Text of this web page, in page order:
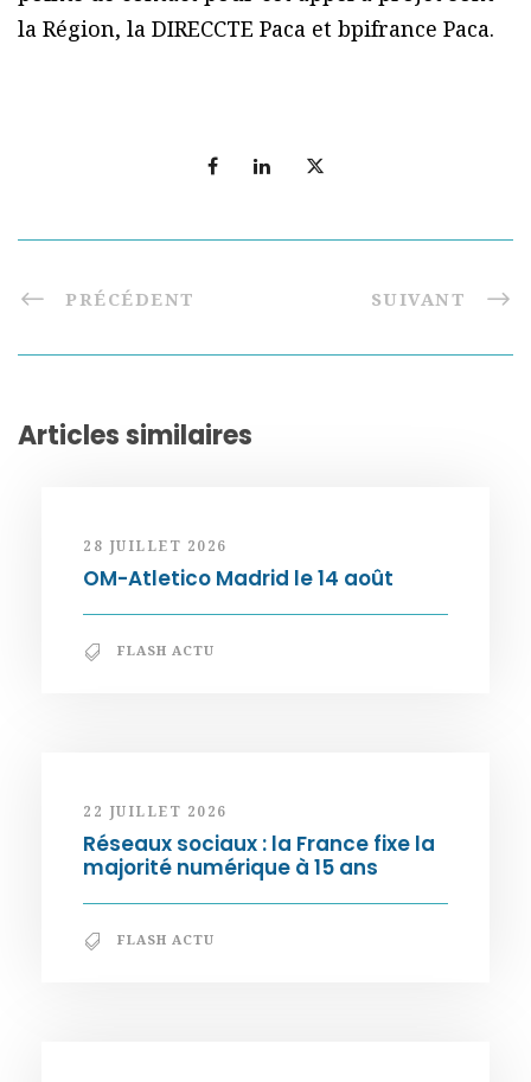
la Région, la DIRECCTE Paca et bpifrance Paca.
PRÉCÉDENT SUIVANT
Articles similaires
28 JUILLET 2026
OM-Atletico Madrid le 14 août
FLASH ACTU
22 JUILLET 2026
Réseaux sociaux : la France fixe la
majorité numérique à 15 ans
FLASH ACTU